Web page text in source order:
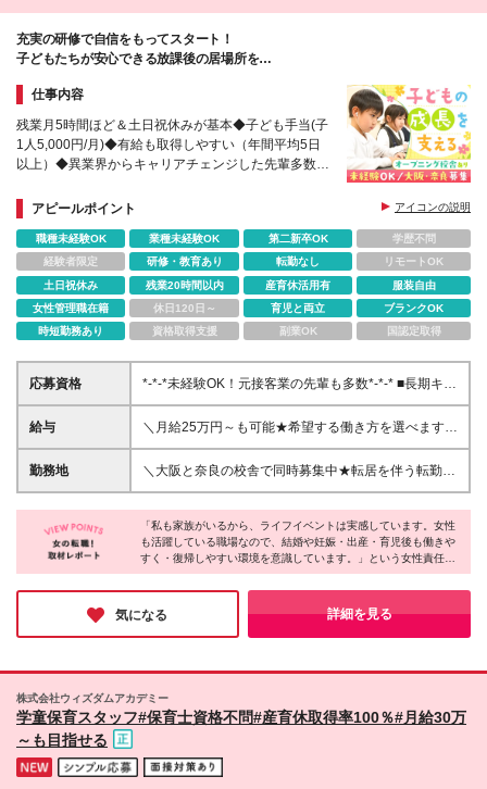
タースクール港北綱島校 Nキッズアカデミー横須賀校
[埼玉] ASAHI KIDS.アフタースクール 浦和常盤校 ※(変
更の範囲)上記を除く当社関連勤務地
充実の研修で自信をもってスタート！
子どもたちが安心できる放課後の居場所を
仕事内容
残業月5時間ほど＆土日祝休みが基本◆子ども手当(子
1人5,000円/月)◆有給も取得しやすい（年間平均5日
以上）◆異業界からキャリアチェンジした先輩多数◆
集校舎あり
アピールポイント アイコンの説明
職種未経験OK 業種未経験OK 第二新卒OK
学歴不問
経験者限定
研修・教育あり 転勤なし
リモートOK
土日祝休み
残業20時間以内 産育休活用有
服装自由
女性管理職在籍
休日120日～ 育児と両立
ブランクOK
時短勤務あり
資格取得支援 副業OK 国認定取得
応募資格
*-*-*未経験OK！元接客業の先輩も多数*-*-* ■長期キャ
リア形成のため45歳以下の方 ■高卒以上 ■自動車普通
免許（AT限定可）をお持ちの方 ※免許をお持ちでな
教育の熱意重視】の採用／ ★教育業界に就きたい
が、学力面が不安な方 ★学校の先生に挑戦したい
しながらも社会で活躍したい方 ★イベントや楽しい
ことが大好きな方 といった方はぜひ一度、お話を聞
かせてください！
給与
＼月給25万円～も可能★希望する働き方を選べます／
━━━━━━━━━━━ 【変形労働ありの場合】
━━━━━━━━━━━ ■月給25万円～(運転手当含
イトの場合（12時～19時／月～金シフト制） ★大
阪：時給1300円～ ★奈良：時給1051円～ ┗運転が可
能な方は、運転手当として時給100円アップ！
━━━━━━━━━━━ ■月給23万円～(運転手当含
む) ※運転不可の場合は面接にて要相談 ┗固定残業代
22,317円～／15時間分 超過分は別途支給 ■アルバ
能な方は、運転手当として時給100円アップ！
━━━━━━ 【共通項目】 ━━━━━━ ※年齢・経
3ヶ月(給与は変わりません) ※月ごとの新規入塾純増
数により別途インセンティブを支給(支給は賞与と合
勤務地
＼大阪と奈良の校舎で同時募集中★転居を伴う転勤な
し／ ■帝塚山校※オープニング募集 大阪府大阪市住吉
区帝塚山西1丁目1-13 ベルメゾン帝塚山1階 ■堀江校
大阪市西区南堀江3-11-22 アキ開発南堀江ビル 5階
■都島校 大阪府大阪市都島区善源寺町1-5-28 アーバン
アイム1F ■蒲生四丁目駅前校 大阪府大阪市城東区今
福西1-9-7 蒲生ユニコーンビル2F・3F ■緑橋校 大阪府
大阪市東成区東中本2-7-26 ライフハウスツネⅡ号館
「私も家族がいるから、ライフイベントは実感しています。女性
も活躍している職場なので、結婚や妊娠・出産・育児後も働きや
すく・復帰しやすい環境を意識しています。」という女性責任者
ならではの視点と心強いメッセージをいただきました。基本土日
がお休みで、5日以上の連休あり。残業もほぼ無く、業界の中で
も抜群の環境に驚きました！お仕事のやりがいも活き活きとお話
されていて、長く楽しく働けると感じました♪
気になる 詳細を見る
株式会社ウィズダムアカデミー
学童保育スタッフ#保育士資格不問#産育休取得率100％#月給30万
～も目指せる